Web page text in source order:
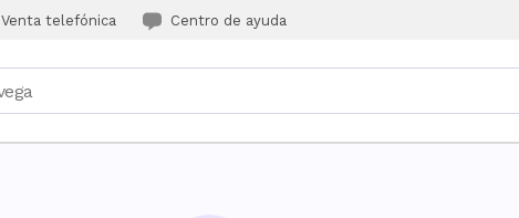
Venta telefónica Centro de ayuda